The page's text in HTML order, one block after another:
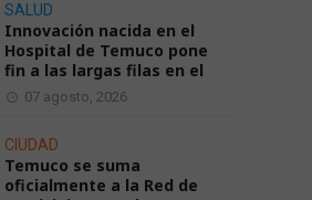
SALUD
Innovación nacida en el
Hospital de Temuco pone
fin a las largas filas en el
07 agosto, 2026
CIUDAD
Temuco se suma
oficialmente a la Red de